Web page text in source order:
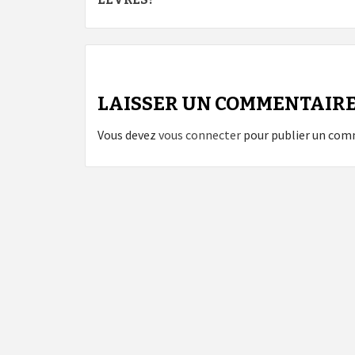
LAISSER UN
Vous devez vous connecter pour publier un